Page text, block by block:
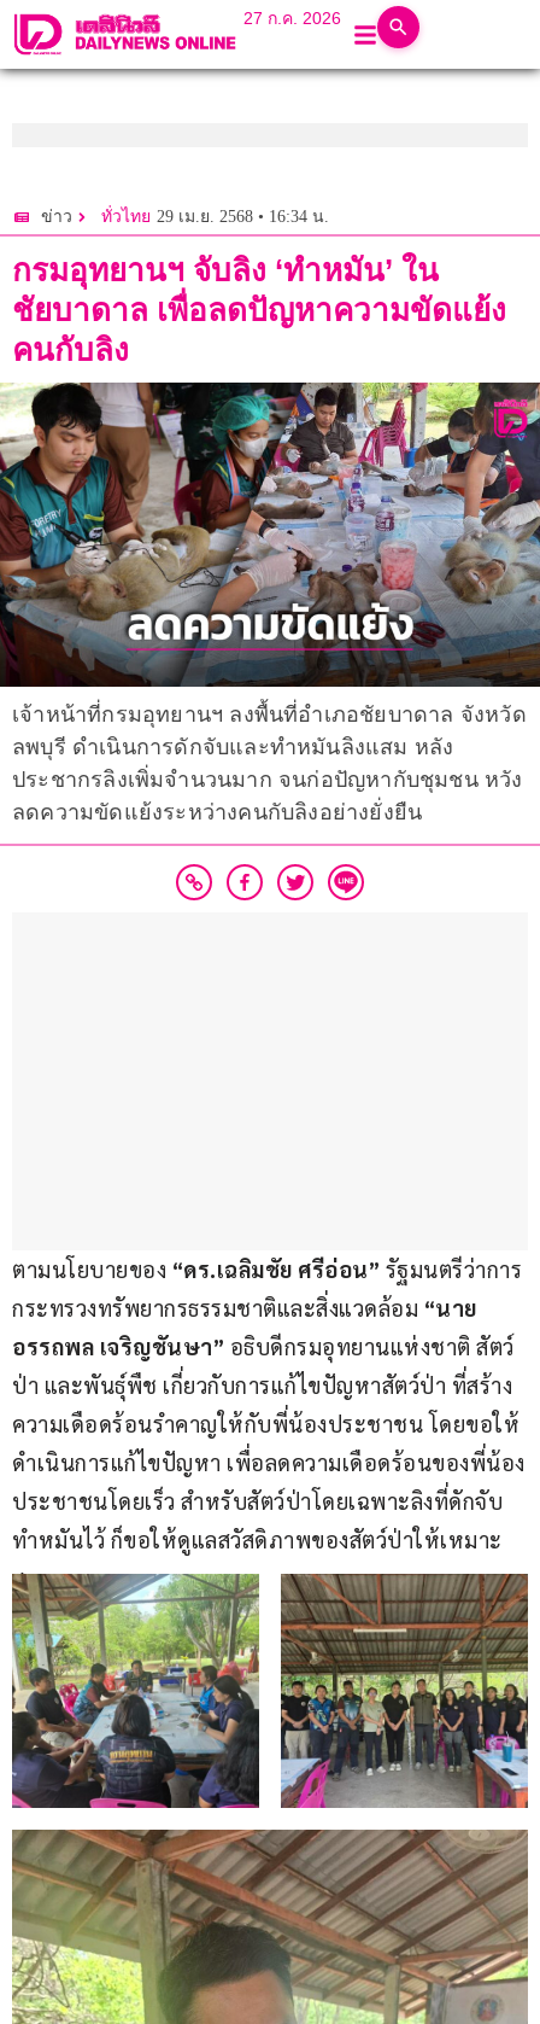
27 ก.ค. 2026
ข่าว ทั่วไทย 29 เม.ย. 2568 • 16:34 น.
กรมอุทยานฯ จับลิง ‘ทำหมัน’ ใน
ชัยบาดาล เพื่อลดปัญหาความขัดแย้ง
คนกับลิง
เจ้าหน้าที่กรมอุทยานฯ ลงพื้นที่อำเภอชัยบาดาล จังหวัด
ลพบุรี ดำเนินการดักจับและทำหมันลิงแสม หลัง
ประชากรลิงเพิ่มจำนวนมาก จนก่อปัญหากับชุมชน หวัง
ลดความขัดแย้งระหว่างคนกับลิงอย่างยั่งยืน
ตามนโยบายของ “ดร.เฉลิมชัย ศรีอ่อน” รัฐมนตรีว่าการ
กระทรวงทรัพยากรธรรมชาติและสิ่งแวดล้อม “นาย
อรรถพล เจริญชันษา” อธิบดีกรมอุทยานแห่งชาติ สัตว์
ป่า และพันธุ์พืช เกี่ยวกับการแก้ไขปัญหาสัตว์ป่า ที่สร้าง
ความเดือดร้อนรำคาญให้กับพี่น้องประชาชน โดยขอให้
ดำเนินการแก้ไขปัญหา เพื่อลดความเดือดร้อนของพี่น้อง
ประชาชนโดยเร็ว สำหรับสัตว์ป่าโดยเฉพาะลิงที่ดักจับ
ทำหมันไว้ ก็ขอให้ดูแลสวัสดิภาพของสัตว์ป่าให้เหมาะ
สม